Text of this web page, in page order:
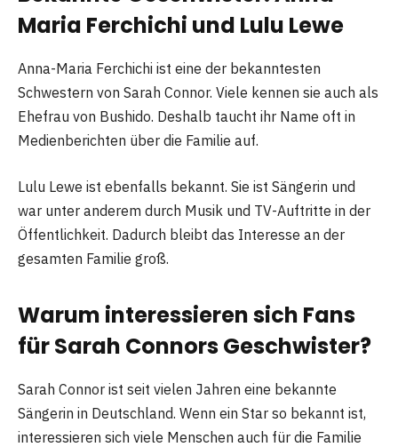
Maria Ferchichi und Lulu Lewe
Anna-Maria Ferchichi ist eine der bekanntesten
Schwestern von Sarah Connor. Viele kennen sie auch als
Ehefrau von Bushido. Deshalb taucht ihr Name oft in
Medienberichten über die Familie auf.
Lulu Lewe ist ebenfalls bekannt. Sie ist Sängerin und
war unter anderem durch Musik und TV-Auftritte in der
Öffentlichkeit. Dadurch bleibt das Interesse an der
gesamten Familie groß.
Warum interessieren sich Fans
für Sarah Connors Geschwister?
Sarah Connor ist seit vielen Jahren eine bekannte
Sängerin in Deutschland. Wenn ein Star so bekannt ist,
interessieren sich viele Menschen auch für die Familie